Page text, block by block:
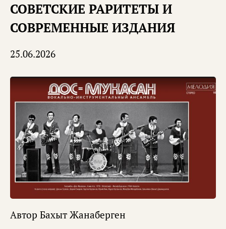
СОВЕТСКИЕ РАРИТЕТЫ И
СОВРЕМЕННЫЕ ИЗДАНИЯ
25.06.2026
Автор Бахыт Жанаберген